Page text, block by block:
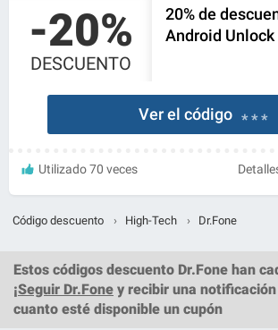
-20%
DESCUENTO
20% de
Android Unlock
Ver el código * * *
Utilizado 70 veces
Código descuento › High-Tech › Dr.Fone
Estos códigos descuento Dr.Fone han
¡Seguir Dr.Fone y recibir una
cuanto esté disponible un cupón